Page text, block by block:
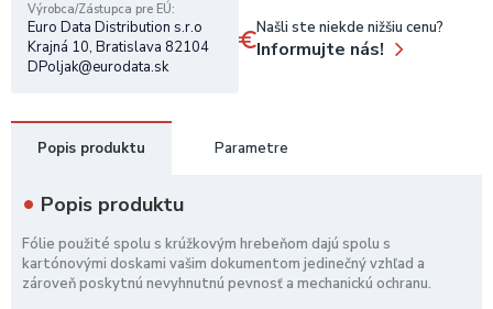
Výrobca/Zástupca pre EÚ
Euro Data Distribution s.r.o
Krajná 10, Bratislava 82104
DPoljak@eurodata.sk
Našli ste niekde nižšiu cenu?
Informujte nás!
Popis produktu Parametre
Popis produktu
Fólie použité spolu s krúžkovým hrebeňom dajú spolu s
kartónovými doskami vašim dokumentom jedinečný vzhľad a
zároveň poskytnú nevyhnutnú pevnosť a mechanickú ochranu.